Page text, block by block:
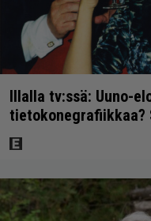
Illalla tv:ssä: Uuno-
tietokonegrafiikkaa?